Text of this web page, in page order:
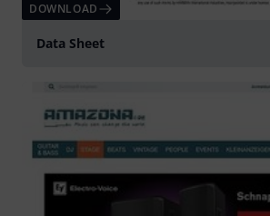
DOWNLOAD
Data Sheet